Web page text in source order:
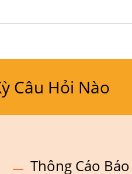
Câu Hỏi Nào
Thông Cáo